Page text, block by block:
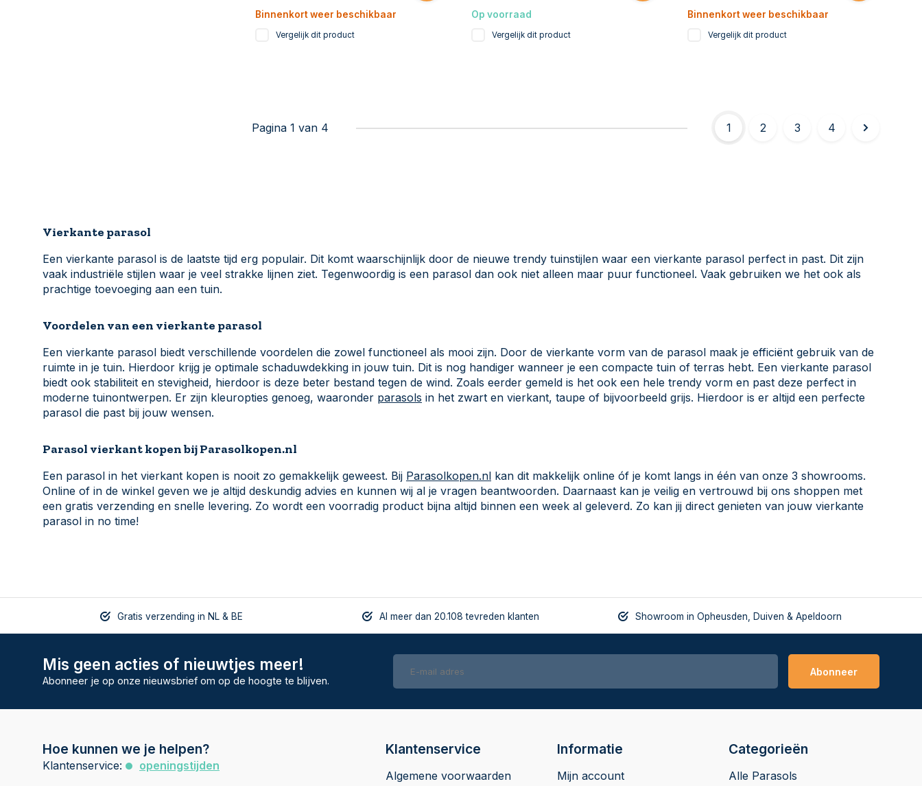
Binnenkort weer beschikbaar
Vergelijk dit product
Op voorraad
Vergelijk dit product
Binnenkort weer beschikbaar
Vergelijk dit product
Pagina 1 van 4 1 2 3 4
Vierkante parasol
Een vierkante parasol is de laatste tijd erg populair. Dit komt waarschijnlijk door de nieuwe trendy tuinstijlen waar een vierkante parasol perfect in past. Dit zijn
vaak industriële stijlen waar je veel strakke lijnen ziet. Tegenwoordig is een parasol dan ook niet alleen maar puur functioneel. Vaak gebruiken we het ook als
prachtige toevoeging aan een tuin.
Voordelen van een vierkante parasol
Een vierkante parasol biedt verschillende voordelen die zowel functioneel als mooi zijn. Door de vierkante vorm van de parasol maak je efficiënt gebruik van de
ruimte in je tuin. Hierdoor krijg je optimale schaduwdekking in jouw tuin. Dit is nog handiger wanneer je een compacte tuin of terras hebt. Een vierkante parasol
biedt ook stabiliteit en stevigheid, hierdoor is deze beter bestand tegen de wind. Zoals eerder gemeld is het ook een hele trendy vorm en past deze perfect in
moderne tuinontwerpen. Er zijn kleuropties genoeg, waaronder parasols in het zwart en vierkant, taupe of bijvoorbeeld grijs. Hierdoor is er altijd een perfecte
parasol die past bij jouw wensen.
Parasol vierkant kopen bij Parasolkopen.nl
Een parasol in het vierkant kopen is nooit zo gemakkelijk geweest. Bij Parasolkopen.nl kan dit makkelijk online óf je komt langs in één van onze 3 showrooms.
Online of in de winkel geven we je altijd deskundig advies en kunnen wij al je vragen beantwoorden. Daarnaast kan je veilig en vertrouwd bij ons shoppen met
een gratis verzending en snelle levering. Zo wordt een voorradig product bijna altijd binnen een week al geleverd. Zo kan jij direct genieten van jouw vierkante
parasol in no time!
Gratis verzending in NL & BE Al meer dan 20.108 tevreden klanten Showroom in Opheusden, Duiven & Apeldoorn
Mis geen acties of nieuwtjes meer!
Abonneer je op onze nieuwsbrief om op de hoogte te blijven.
Abonneer
Hoe kunnen we je helpen?
Klantenservice: openingstijden
Klantenservice
Algemene voorwaarden
Informatie
Mijn account
Categorieën
Alle Parasols